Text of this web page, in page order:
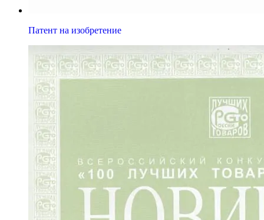
Патент на изобретение